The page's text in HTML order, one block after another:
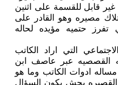
غير قابل للقسمة على اثنين
مصيره وهو القادر على
تفرز حتميه مؤيده لحاله
التي اراد الكاتب
القصصيه عبر عاصف ابن
ادوات الكاتب وما هو
بحش يكون السؤال